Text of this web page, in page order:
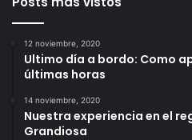
12 noviembre, 2020
Ultimo día a bordo: Como
últimas horas
14 noviembre, 2020
Nuestra experiencia en el
Grandiosa